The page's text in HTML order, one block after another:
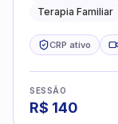
Terapia Familiar
CRP ativo
SESSÃO
R$ 140